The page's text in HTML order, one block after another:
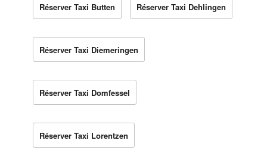
Réserver Taxi Butten Réserver Taxi Dehlingen
Réserver Taxi Diemeringen
Réserver Taxi Domfessel
Réserver Taxi Lorentzen